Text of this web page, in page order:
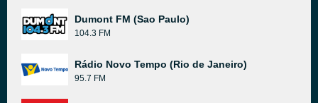
Dumont FM (Sao Paulo)
104.3 FM
Rádio Novo Tempo (Rio de Janeiro)
95.7 FM